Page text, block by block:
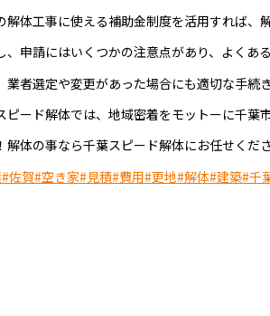
解体工事に使える補助金制度を活用すれば、
、申請にはいくつかの注意点があり、よくあ
業者選定や変更があった場合にも適切な手続
ピード解体では、地域密着をモットーに千葉
解体の事なら千葉スピード解体にお任せくだ
#佐賀#空き家#見積#費用#更地#解体#建築#千